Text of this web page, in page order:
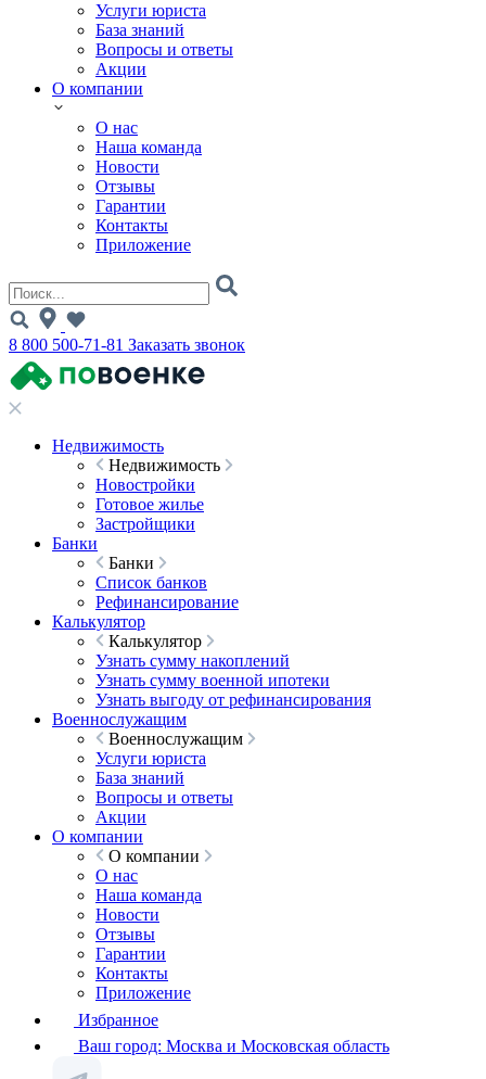
Услуги юриста
База знаний
Вопросы и ответы
Акции
О компании
О нас
Наша команда
Новости
Отзывы
Гарантии
Контакты
Приложение
8 800 500-71-81 Заказать звонок
Недвижимость
Недвижимость
Новостройки
Готовое жилье
Застройщики
Банки
Банки
Список банков
Рефинансирование
Калькулятор
Калькулятор
Узнать сумму накоплений
Узнать сумму военной ипотеки
Узнать выгоду от рефинансирования
Военнослужащим
Военнослужащим
Услуги юриста
База знаний
Вопросы и ответы
Акции
О компании
О компании
О нас
Наша команда
Новости
Отзывы
Гарантии
Контакты
Приложение
Избранное
Ваш город: Москва и Московская область